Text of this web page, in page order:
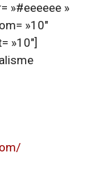
»#eeeeee »
»10″
»10″]